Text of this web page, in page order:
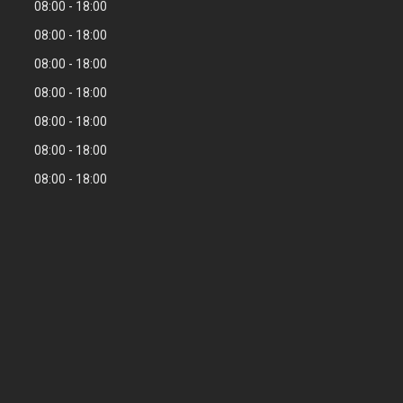
08:00
18:00
08:00
18:00
08:00
18:00
08:00
18:00
08:00
18:00
08:00
18:00
08:00
18:00